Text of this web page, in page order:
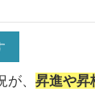
が、昇進や昇